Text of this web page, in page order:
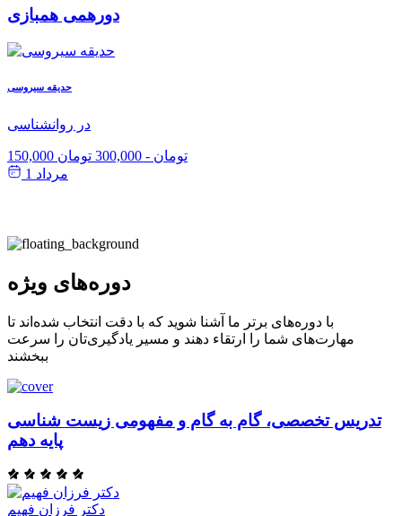
دورهمی همبازی
حدیقه سیروسی
در روانشناسی
150,000 تومان - 300,000 تومان
مرداد 1
دوره‌های ویژه
با دوره‌های برتر ما آشنا شوید که با دقت انتخاب شده‌اند تا
مهارت‌های شما را ارتقاء دهند و مسیر یادگیری‌تان را سرعت
ببخشند
تدریس تخصصی، گام به گام و مفهومی زیست شناسی
پایه دهم
دکتر فرزان فهیم